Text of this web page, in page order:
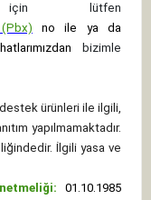
için lütfen
no ile ya da
bizimle
ürünleri ile ilgili,
yapılmamaktadır.
İlgili yasa ve
01.10.1985